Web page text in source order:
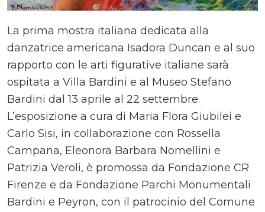
La prima mostra italiana dedicata alla
danzatrice americana Isadora Duncan e al suo
rapporto con le arti figurative italiane sarà
ospitata a Villa Bardini e al Museo Stefano
Bardini dal 13 aprile al 22 settembre.
L’esposizione a cura di Maria Flora Giubilei e
Carlo Sisi, in collaborazione con Rossella
Campana, Eleonora Barbara Nomellini e
Patrizia Veroli, è promossa da Fondazione CR
Firenze e da Fondazione Parchi Monumentali
Bardini e Peyron, con il patrocinio del Comune